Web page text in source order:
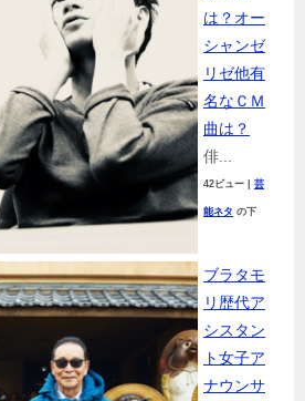
は？オー
シャンゼ
リゼ他有
名なＣＭ
曲は？
俳...
42ビュー 芸
能ネタ の下
ブラタモ
リ歴代ア
シスタン
ト女子ア
ナウンサ